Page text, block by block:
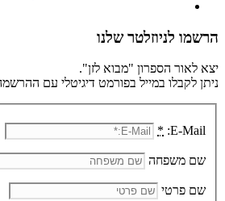
הרשמו לניוזלטר שלנו
יצא לאור הספרון "מבוא לזן".
ניתן לקבלו במייל בפורמט דיגיטלי עם
E-Mail:
*
שם משפחה
שם פרטי